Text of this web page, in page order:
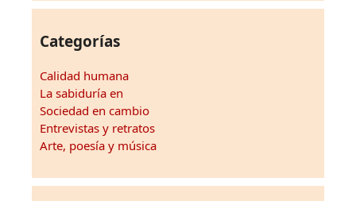
Categorías
Calidad humana
La sabiduría en
Sociedad en cambio
Entrevistas y retratos
Arte, poesía y música